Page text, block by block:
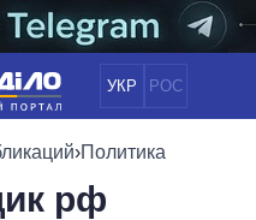
УКР РОС
ПОЛИТИКА
›Политика
рф